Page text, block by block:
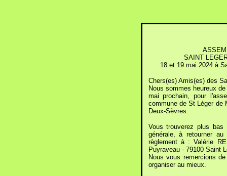
SAINT
18 et 19 mai 2024 à
Chers(es) Amis(es) des
Nous sommes heureux
mai prochain, pour
commune de St Léger de
Deux-Sèvres.
Vous trouverez plus
générale, à retourner
règlement à : Valérie
Puyraveau - 79100 Saint
Nous vous remercions
organiser au mieux.